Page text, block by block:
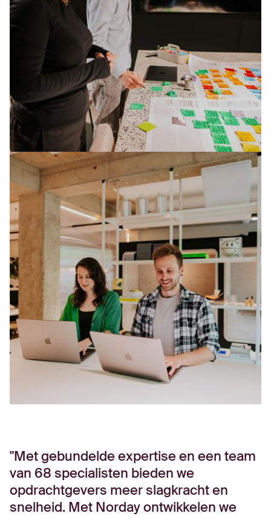
Met gebundelde expertise en een team
van 68 specialisten bieden we
opdrachtgevers meer slagkracht en
snelheid. Met Norday ontwikkelen we